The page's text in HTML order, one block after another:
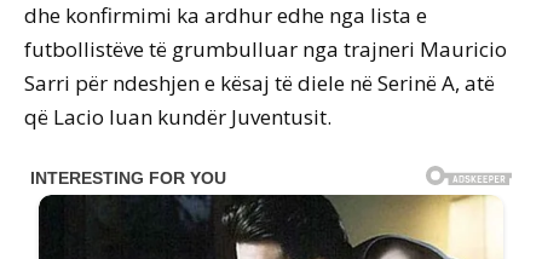
dhe konfirmimi ka ardhur edhe nga lista e
futbollistëve të grumbulluar nga trajneri Mauricio
Sarri për ndeshjen e kësaj të diele në Serinë A, atë
që Lacio luan kundër Juventusit.